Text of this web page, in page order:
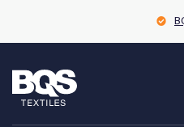
BQS Express service